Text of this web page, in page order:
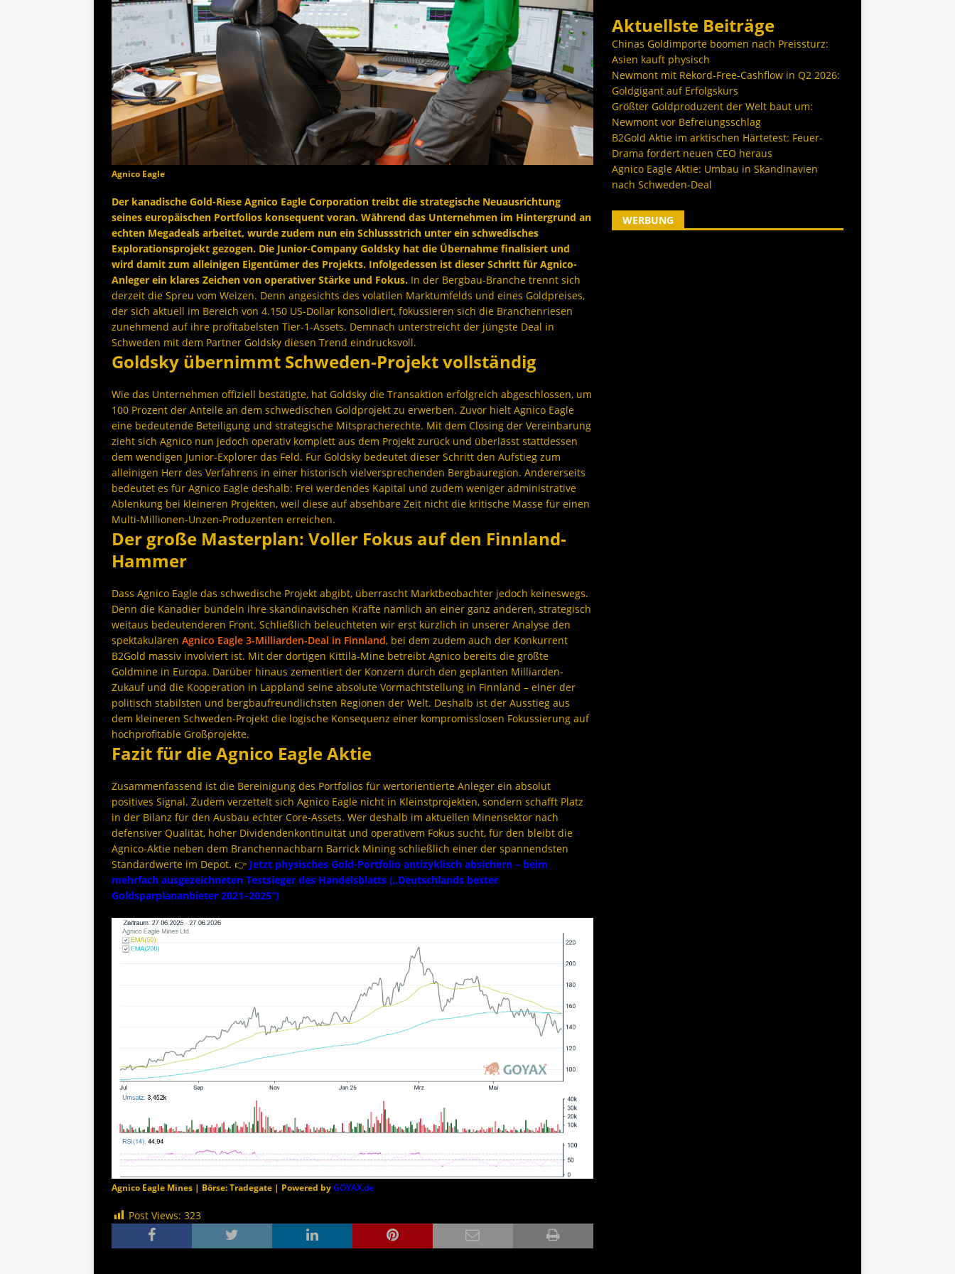
Agnico Eagle
Der kanadische Gold-Riese Agnico Eagle Corporation treibt die strategische Neuausrichtung
seines europäischen Portfolios konsequent voran. Während das Unternehmen im Hintergrund an
echten Megadeals arbeitet, wurde zudem nun ein Schlussstrich unter ein schwedisches
Explorationsprojekt gezogen. Die Junior-Company Goldsky hat die Übernahme finalisiert und
wird damit zum alleinigen Eigentümer des Projekts. Infolgedessen ist dieser Schritt für Agnico-
Anleger ein klares Zeichen von operativer Stärke und Fokus. In der Bergbau-Branche trennt sich
derzeit die Spreu vom Weizen. Denn angesichts des volatilen Marktumfelds und eines Goldpreises,
der sich aktuell im Bereich von 4.150 US-Dollar konsolidiert, fokussieren sich die Branchenriesen
zunehmend auf ihre profitabelsten Tier-1-Assets. Demnach unterstreicht der jüngste Deal in
Schweden mit dem Partner Goldsky diesen Trend eindrucksvoll.
Goldsky übernimmt Schweden-Projekt vollständig
Wie das Unternehmen offiziell bestätigte, hat Goldsky die Transaktion erfolgreich abgeschlossen, um
100 Prozent der Anteile an dem schwedischen Goldprojekt zu erwerben. Zuvor hielt Agnico Eagle
eine bedeutende Beteiligung und strategische Mitspracherechte. Mit dem Closing der Vereinbarung
zieht sich Agnico nun jedoch operativ komplett aus dem Projekt zurück und überlässt stattdessen
dem wendigen Junior-Explorer das Feld. Für Goldsky bedeutet dieser Schritt den Aufstieg zum
alleinigen Herr des Verfahrens in einer historisch vielversprechenden Bergbauregion. Andererseits
bedeutet es für Agnico Eagle deshalb: Frei werdendes Kapital und zudem weniger administrative
Ablenkung bei kleineren Projekten, weil diese auf absehbare Zeit nicht die kritische Masse für einen
Multi-Millionen-Unzen-Produzenten erreichen.
Der große Masterplan: Voller Fokus auf den Finnland-
Hammer
Dass Agnico Eagle das schwedische Projekt abgibt, überrascht Marktbeobachter jedoch keineswegs.
Denn die Kanadier bündeln ihre skandinavischen Kräfte nämlich an einer ganz anderen, strategisch
weitaus bedeutenderen Front. Schließlich beleuchteten wir erst kürzlich in unserer Analyse den
spektakulären Agnico Eagle 3-Milliarden-Deal in Finnland, bei dem zudem auch der Konkurrent
B2Gold massiv involviert ist. Mit der dortigen Kittilä-Mine betreibt Agnico bereits die größte
Goldmine in Europa. Darüber hinaus zementiert der Konzern durch den geplanten Milliarden-
Zukauf und die Kooperation in Lappland seine absolute Vormachtstellung in Finnland – einer der
politisch stabilsten und bergbaufreundlichsten Regionen der Welt. Deshalb ist der Ausstieg aus
dem kleineren Schweden-Projekt die logische Konsequenz einer kompromisslosen Fokussierung auf
hochprofitable Großprojekte.
Fazit für die Agnico Eagle Aktie
Zusammenfassend ist die Bereinigung des Portfolios für wertorientierte Anleger ein absolut
positives Signal. Zudem verzettelt sich Agnico Eagle nicht in Kleinstprojekten, sondern schafft Platz
in der Bilanz für den Ausbau echter Core-Assets. Wer deshalb im aktuellen Minensektor nach
defensiver Qualität, hoher Dividendenkontinuität und operativem Fokus sucht, für den bleibt die
Agnico-Aktie neben dem Branchennachbarn Barrick Mining schließlich einer der spannendsten
Standardwerte im Depot. 👉 Jetzt physisches Gold-Portfolio antizyklisch absichern – beim
mehrfach ausgezeichneten Testsieger des Handelsblatts („Deutschlands bester
Goldsparplananbieter 2021–2025“)
Agnico Eagle Mines | Börse: Tradegate | Powered byGOYAX.de
Post Views: 323
Aktuellste Beiträge
Chinas Goldimporte boomen nach Preissturz:
Asien kauft physisch
Newmont mit Rekord-Free-Cashflow in Q2 2026:
Goldgigant auf Erfolgskurs
Größter Goldproduzent der Welt baut um:
Newmont vor Befreiungsschlag
B2Gold Aktie im arktischen Härtetest: Feuer-
Drama fordert neuen CEO heraus
Agnico Eagle Aktie: Umbau in Skandinavien
nach Schweden-Deal
WERBUNG